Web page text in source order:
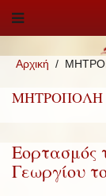
Αρχική
ΜΗΤΡΟΠΟΛΗ
Εορτασμός
Γεωργίου